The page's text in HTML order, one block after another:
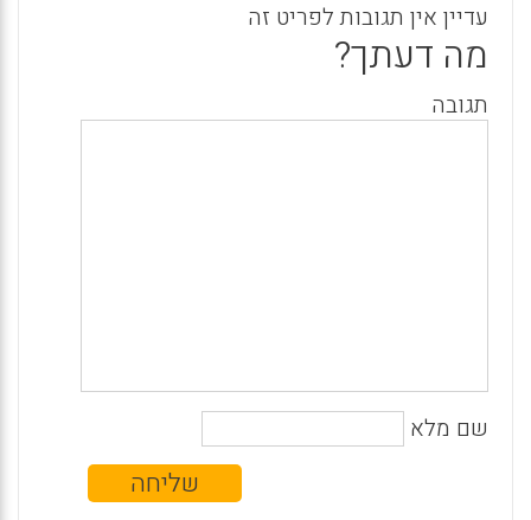
עדיין אין תגובות לפריט זה
מה דעתך?
תגובה
שם מלא